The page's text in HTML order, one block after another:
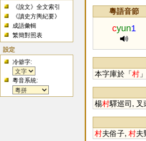
《說文》全文索引
《讀史方輿紀要》
成語彙輯
繁簡對照表
設定
冷僻字:
粵音系統:
粵語音節
cyun1
本字庫於「村
楊村驛巡司, 叉
村夫俗子, 村夫